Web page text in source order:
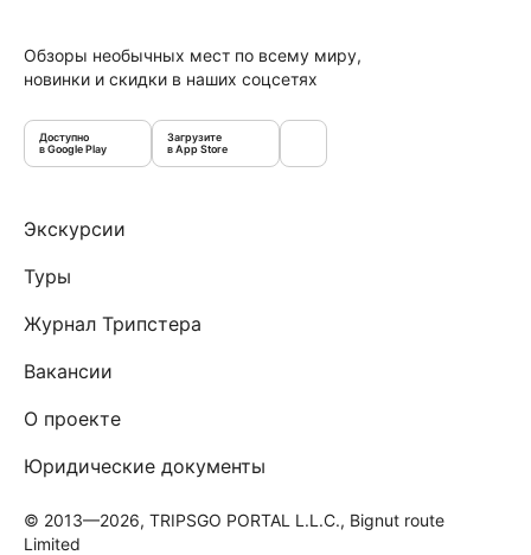
Обзоры необычных мест по всему миру,
новинки и скидки в наших соцсетях
Доступно
в Google Play
Загрузите
в App Store
Экскурсии
Туры
Журнал Трипстера
Вакансии
О проекте
Юридические документы
© 2013—2026, TRIPSGO PORTAL L.L.C., Bignut route
Limited